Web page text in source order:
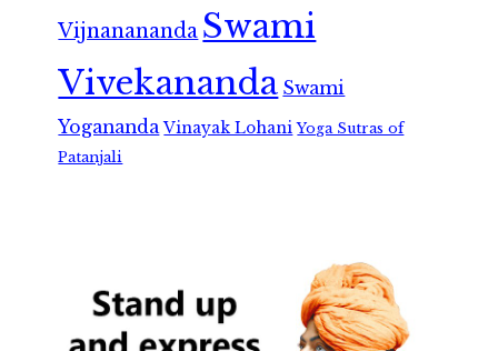
Vijnanananda Swami
Vivekananda Swami
Yogananda Vinayak Lohani Yoga Sutras of
Patanjali